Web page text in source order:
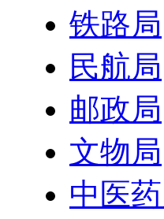
铁路局
民航局
邮政局
文物局
中医